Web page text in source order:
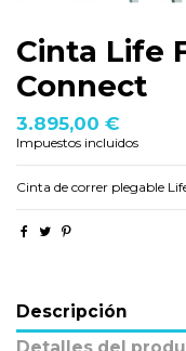
Cinta Life
Connect
3.895,00 €
Impuestos incluidos
Cinta de correr plegable
Descripción
Detalles del